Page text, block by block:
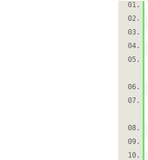
01.
02.
03.
04.
05.
06.
07.
08.
09.
10.